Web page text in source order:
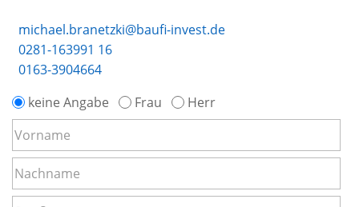
michael.branetzki@baufi-invest.de
0281-163991 16
0163-3904664
keine Angabe
Frau Herr